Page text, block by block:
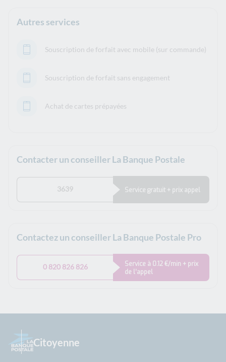
Autres services
Souscription de forfait avec mobile (sur commande)
Souscription de forfait sans engagement
Achat de cartes prépayées
Contacter un conseiller La Banque Postale
3639 Service gratuit + prix appel
Contactez un conseiller La Banque Postale Pro
0 820 826 826
Service à 0.12 €/min + prix
de l’appel
Citoyenne